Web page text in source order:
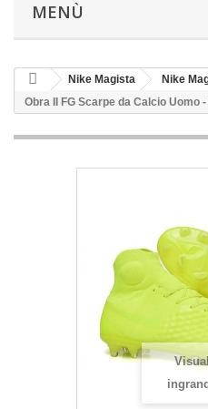
MENÙ
Nike Magista Nike
Obra II FG Scarpe da Calcio Uomo